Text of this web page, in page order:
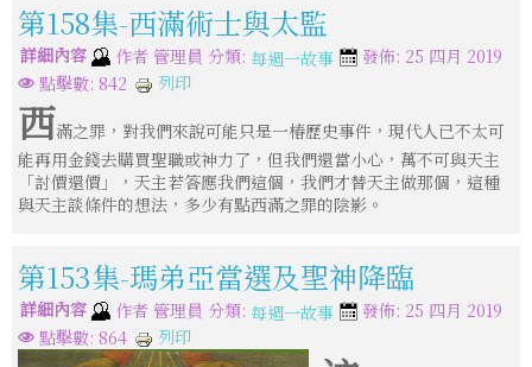
第158集-西滿術士與太監
詳細內容 作者 管理員 分類: 每週一故事
發佈: 25 四月 2019
點擊數: 842
列印
西滿之罪，對我們來說可能只是一椿歷史事件，現代人已不太可
能再用金錢去購買聖職或神力了，但我們還當小心，萬不可與天主
「討價還價」，天主若答應我們這個，我們才替天主做那個，這種
與天主談條件的想法，多少有點西滿之罪的陰影。
第153集-瑪弟亞當選及聖神降臨
詳細內容 作者 管理員 分類: 每週一故事
發佈: 25 四月 2019
點擊數: 864
列印